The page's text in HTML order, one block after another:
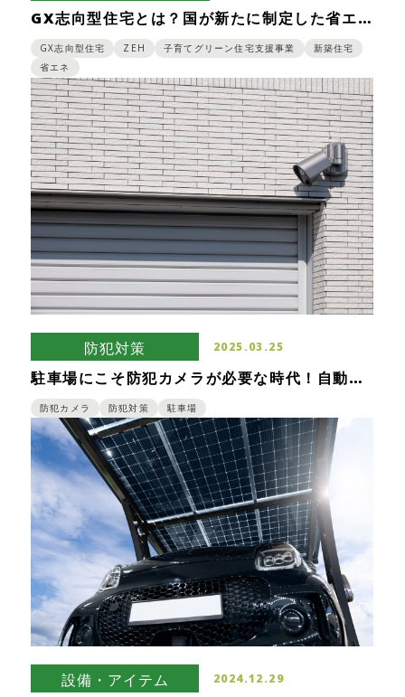
GX志向型住宅とは？国が新たに制定した省エネ
住宅の基準をご紹介
GX志向型住宅 ZEH 子育てグリーン住宅支援事業
新築住宅
省エネ
防犯対策 2025.03.25
駐車場にこそ防犯カメラが必要な時代！自動車
盗難被害からから考える一戸建ての防犯対策
防犯カメラ 防犯対策 駐車場
設備・アイテム 2024.12.29